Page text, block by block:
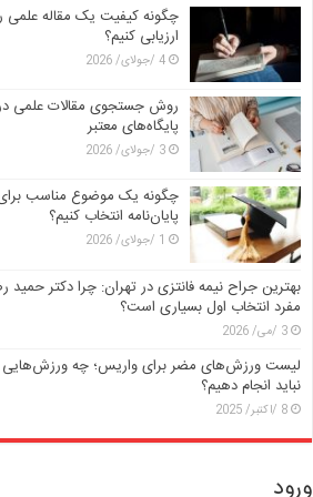
چگونه کیفیت یک مقاله علمی
ارزیابی کنیم؟
4 /جولای/ 2026
روش جستجوی مقالات علمی
پایگاه‌های معتبر
3 /جولای/ 2026
چگونه یک موضوع مناسب
پایان‌نامه انتخاب کنیم؟
1 /جولای/ 2026
بهترین جراح نیمه فانتزی در تهران: چرا دکتر حمید
مفرد انتخاب اول بسیاری است؟
3 /می/ 2026
لیست ورزش‌های مضر برای واریس؛ چه ورزش‌هایی
نباید انجام دهیم؟
8 /اکتبر/ 2025
ورود